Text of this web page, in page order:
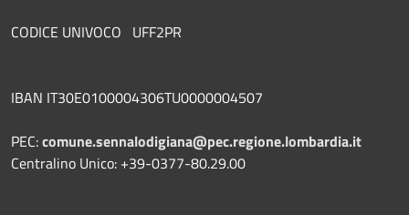
CODICE UNIVOCO UFF2PR
IBAN IT30E0100004306TU0000004507
PEC:comune.sennalodigiana@pec.regione.lombardia.it
Centralino Unico: +39-0377-80.29.00